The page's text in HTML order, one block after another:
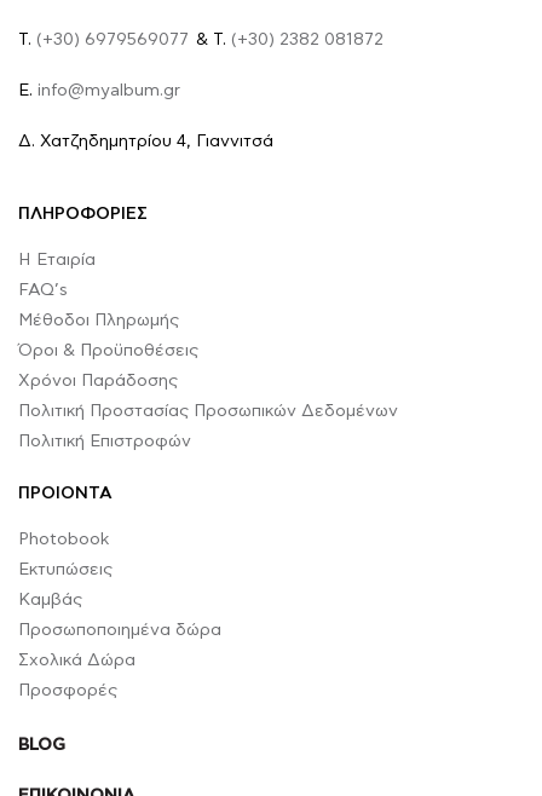
Τ. (+30) 6979569077 & Τ. (+30) 2382 081872
E. info@myalbum.gr
Δ. Χατζηδημητρίου 4, Γιαννιτσά
ΠΛΗΡΟΦΟΡΙΕΣ
Η Εταιρία
FAQ’s
Μέθοδοι Πληρωμής
Όροι & Προϋποθέσεις
Χρόνοι Παράδοσης
Πολιτική Προστασίας Προσωπικών Δεδομένων
Πολιτική Επιστροφών
ΠΡΟΙΟΝΤΑ
Photobook
Εκτυπώσεις
Καμβάς
Προσωποποιημένα δώρα
Σχολικά Δώρα
Προσφορές
BLOG